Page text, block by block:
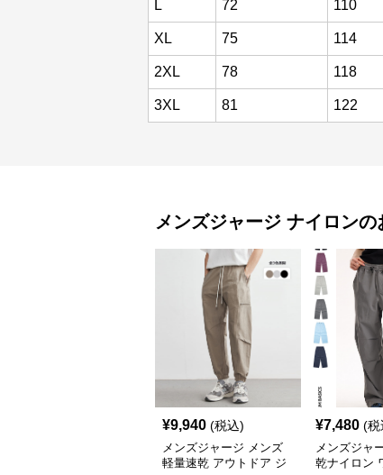
L 72 110
XL 75 114
2XL 78 118
3XL 81 122
メンズジャージ ナイロンの
¥9,940 (税込)
メンズジャージ メンズ
軽量速乾 アウトドア ジ
¥7,480 (税
メンズジャ
乾ナイロン